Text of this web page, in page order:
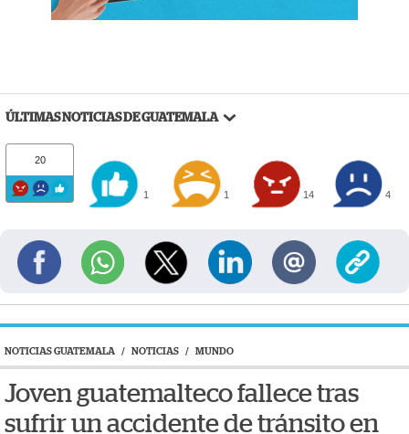
ÚLTIMAS NOTICIAS DE GUATEMALA
20
1 1 14 4
NOTICIAS GUATEMALA / NOTICIAS / MUNDO
Joven guatemalteco fallece tras
sufrir un accidente de tránsito en